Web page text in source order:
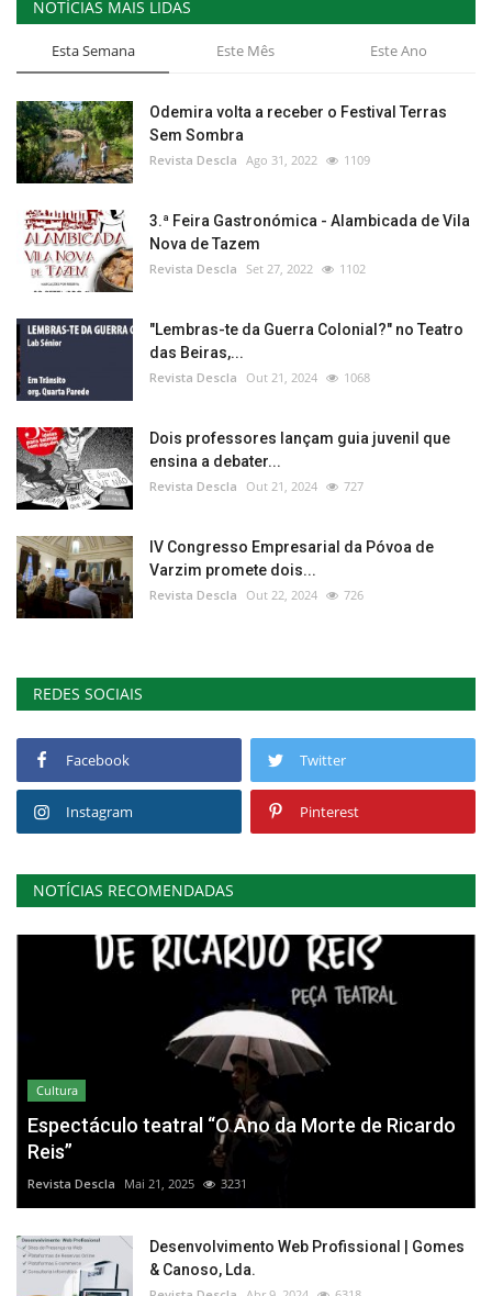
NOTÍCIAS MAIS LIDAS
Esta Semana Este Mês Este Ano
Odemira volta a receber o Festival Terras
Sem Sombra
Revista Descla Ago 31, 2022 1109
3.ª Feira Gastronómica - Alambicada de Vila
Nova de Tazem
Revista Descla Set 27, 2022 1102
"Lembras-te da Guerra Colonial?" no Teatro
das Beiras,...
Revista Descla Out 21, 2024 1068
Dois professores lançam guia juvenil que
ensina a debater...
Revista Descla Out 21, 2024 727
IV Congresso Empresarial da Póvoa de
Varzim promete dois...
Revista Descla Out 22, 2024 726
REDES SOCIAIS
Facebook Twitter
Instagram Pinterest
NOTÍCIAS RECOMENDADAS
Cultura
Espectáculo teatral “O Ano da Morte de Ricardo
Reis”
Revista Descla Mai 21, 2025 3231
Desenvolvimento Web Profissional | Gomes
& Canoso, Lda.